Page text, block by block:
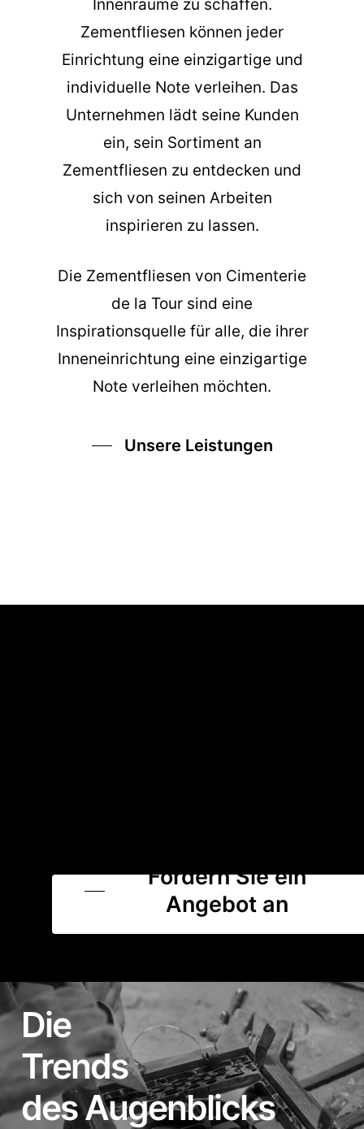
Innenräume zu schaffen.
Zementfliesen können jeder
Einrichtung eine einzigartige und
individuelle Note verleihen. Das
Unternehmen lädt seine Kunden
ein, sein Sortiment an
Zementfliesen zu entdecken und
sich von seinen Arbeiten
inspirieren zu lassen.
Die Zementfliesen von Cimenterie
de la Tour sind eine
Inspirationsquelle für alle, die ihrer
Inneneinrichtung eine einzigartige
Note verleihen möchten.
Unsere Leistungen
Fordern Sie ein
Angebot an
Die
Trends
des Augenblicks